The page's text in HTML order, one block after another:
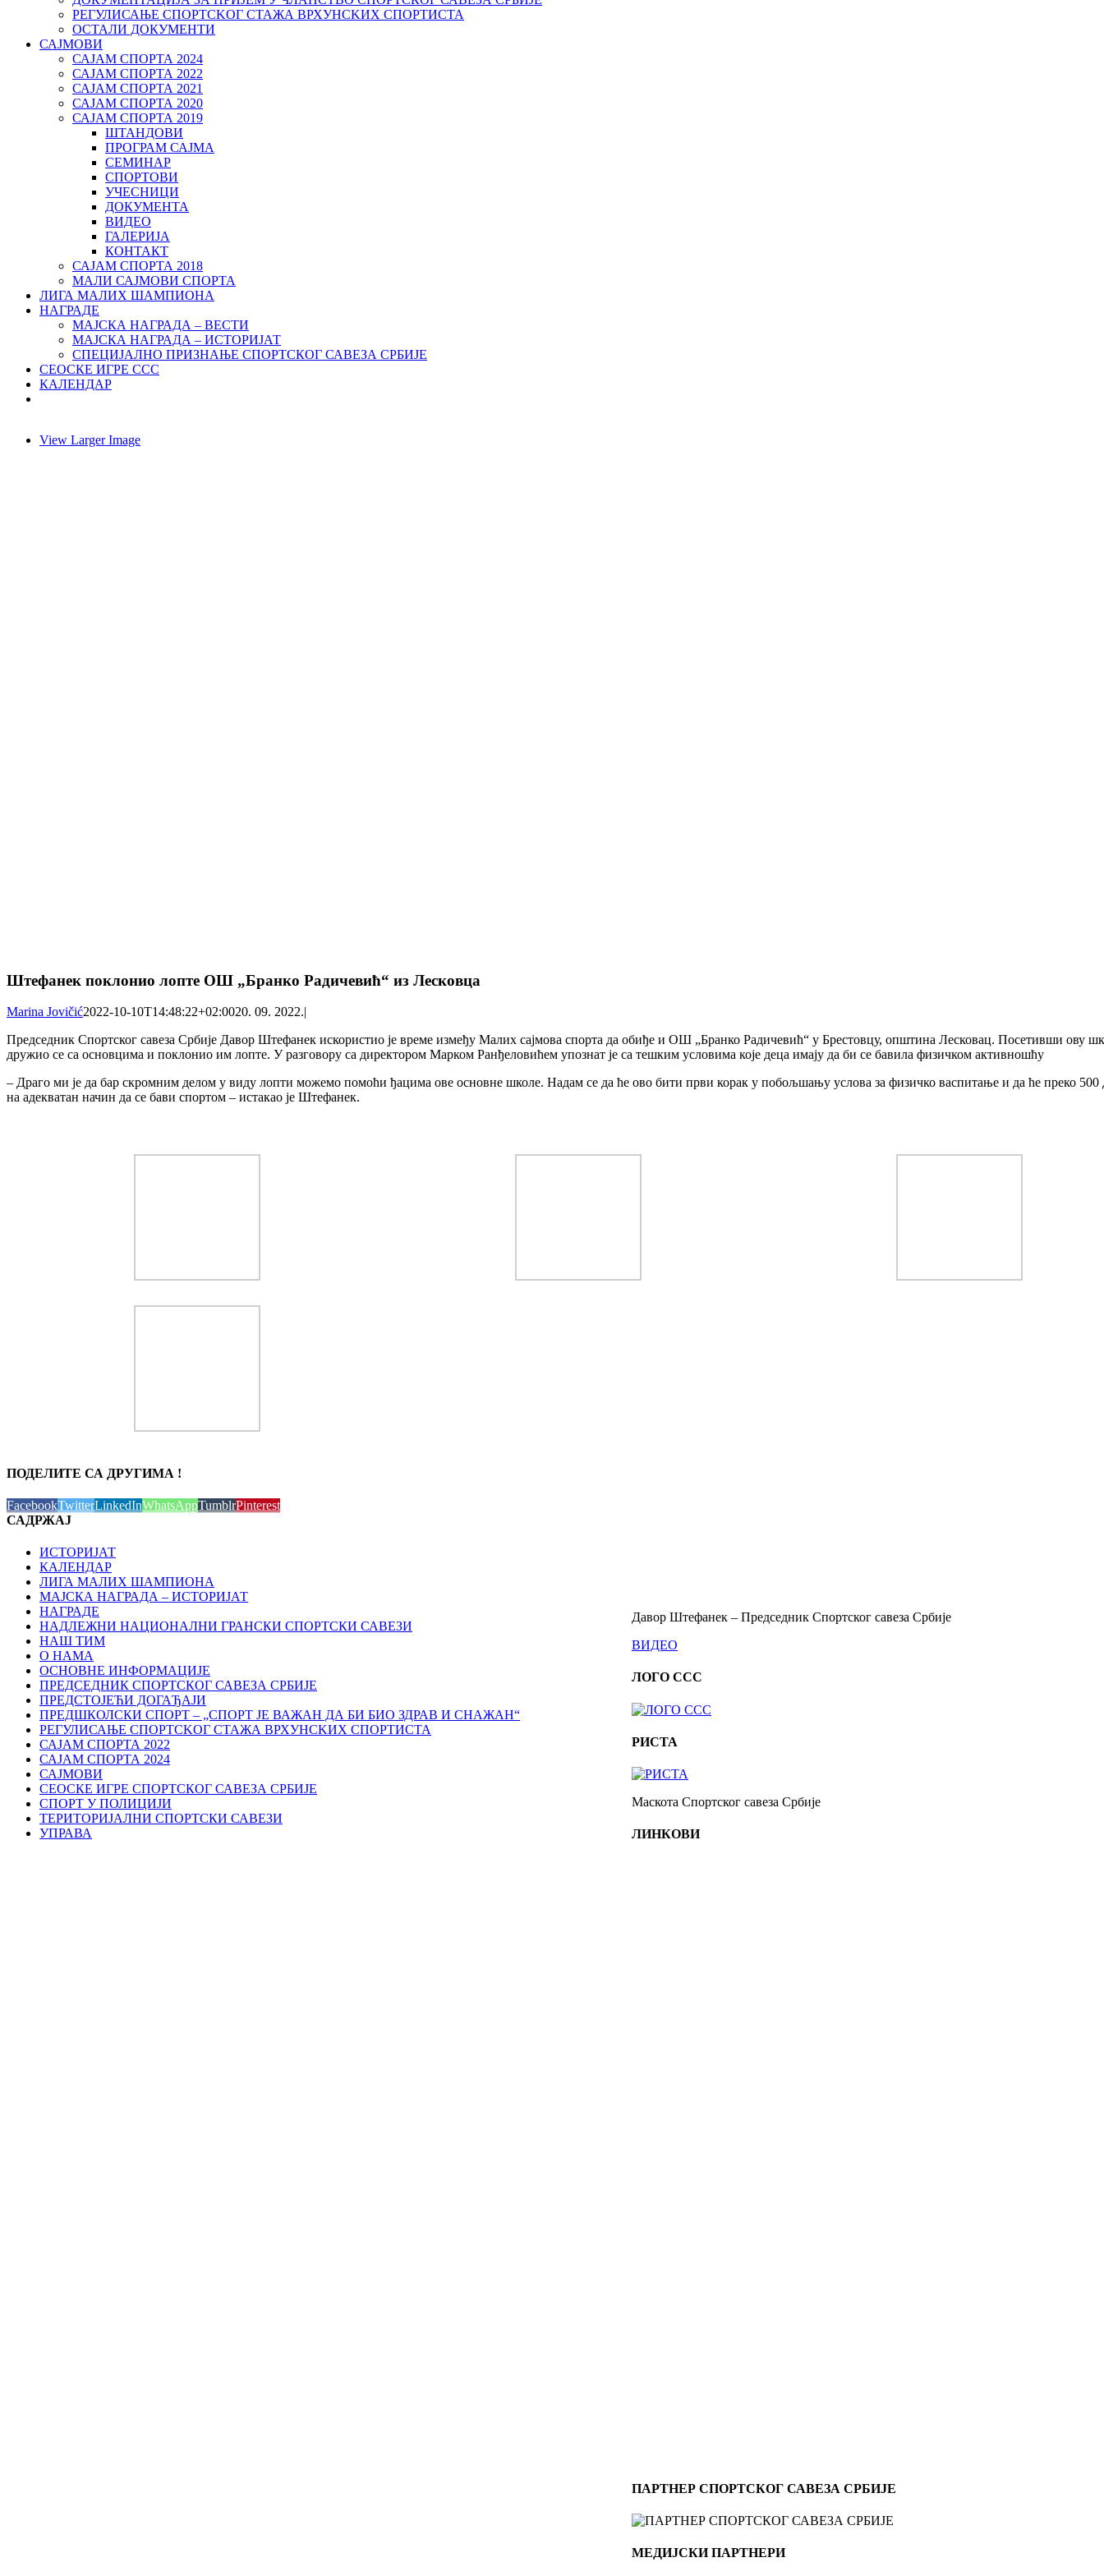
РЕГУЛИСАЊЕ СПОРТСKОГ СТАЖА ВРХУНСKИХ СПОРТИСТА
ОСТАЛИ ДОКУМЕНТИ
САЈМОВИ
САЈАМ СПОРТА 2024
САЈАМ СПОРТА 2022
САЈАМ СПОРТА 2021
САЈАМ СПОРТА 2020
САЈАМ СПОРТА 2019
ШТАНДОВИ
ПРОГРАМ САЈМА
СЕМИНАР
СПОРТОВИ
УЧЕСНИЦИ
ДОКУМЕНТА
ВИДЕО
ГАЛЕРИЈА
КОНТАКТ
САЈАМ СПОРТА 2018
МАЛИ САЈМОВИ СПОРТА
ЛИГА МАЛИХ ШАМПИОНА
НАГРАДЕ
МАЈСКА НАГРАДА – ВЕСТИ
МАЈСКА НАГРАДА – ИСТОРИЈАТ
СПЕЦИЈАЛНО ПРИЗНАЊЕ СПОРТСКОГ САВЕЗА СРБИЈЕ
СЕОСКЕ ИГРЕ ССС
КАЛЕНДАР
View Larger Image
Штефанек поклонио лопте ОШ „Бранко Радичевић“ из Лесковца
Marina Jovičić2022-10-10T14:48:22+02:0020. 09. 2022.|
Председник Спортског савеза Србије Давор Штефанек искористио је време између Малих сајмова спорта да обиђе и ОШ „Бранко Радичевић“ у Брестовцу, општина Лесковац. Посетивши ову
дружио се са основцима и поклонио им лопте. У разговору са директором Марком Ранђеловићем упознат је са тешким условима које деца имају да би се бавила физичком активношћу
– Драго ми је да бар скромним делом у виду лопти можемо помоћи ђацима ове основне школе. Надам се да ће ово бити први корак у побољшању услова за физичко васпитање и да ће преко 500
на адекватан начин да се бави спортом – истакао је Штефанек.
ПОДЕЛИТЕ СА ДРУГИМА !
FacebookTwitterLinkedInWhatsAppTumblrPinterest
Давор Штефанек – Председник Спортског савеза Србије
ВИДЕО
ЛОГО ССС
РИСТА
Маскота Спортског савеза Србије
ЛИНКОВИ
ПАРТНЕР СПОРТСКОГ САВЕЗА СРБИЈЕ
МЕДИЈСКИ ПАРТНЕРИ
САДРЖАЈ
ИСТОРИЈАТ
КАЛЕНДАР
ЛИГА МАЛИХ ШАМПИОНА
МАЈСКА НАГРАДА – ИСТОРИЈАТ
НАГРАДЕ
НАДЛЕЖНИ НАЦИОНАЛНИ ГРАНСКИ СПОРТСКИ САВЕЗИ
НАШ ТИМ
О НАМА
ОСНОВНЕ ИНФОРМАЦИЈЕ
ПРЕДСЕДНИК СПОРТСКОГ САВЕЗА СРБИЈЕ
ПРЕДСТОЈЕЋИ ДОГАЂАЈИ
ПРЕДШКОЛСКИ СПОРТ – „СПОРТ ЈЕ ВАЖАН ДА БИ БИО ЗДРАВ И СНАЖАН“
РЕГУЛИСАЊЕ СПОРТСKОГ СТАЖА ВРХУНСKИХ СПОРТИСТА
САЈАМ СПОРТА 2022
САЈАМ СПОРТА 2024
САЈМОВИ
СЕОСКЕ ИГРЕ СПОРТСКОГ САВЕЗА СРБИЈЕ
СПОРТ У ПОЛИЦИЈИ
ТЕРИТОРИЈАЛНИ СПОРТСКИ САВЕЗИ
УПРАВА